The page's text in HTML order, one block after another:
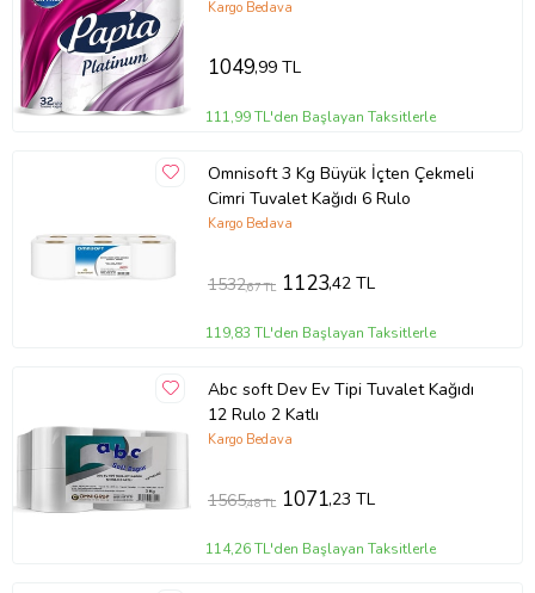
Kargo Bedava
1049,99 TL
111,99 TL'den Başlayan Taksitlerle
Omnisoft 3 Kg Büyük İçten Çekmeli
Cimri Tuvalet Kağıdı 6 Rulo
Kargo Bedava
1532,67 TL 1123,42 TL
119,83 TL'den Başlayan Taksitlerle
Abc soft Dev Ev Tipi Tuvalet Kağıdı
12 Rulo 2 Katlı
Kargo Bedava
1565,48 TL 1071,23 TL
114,26 TL'den Başlayan Taksitlerle